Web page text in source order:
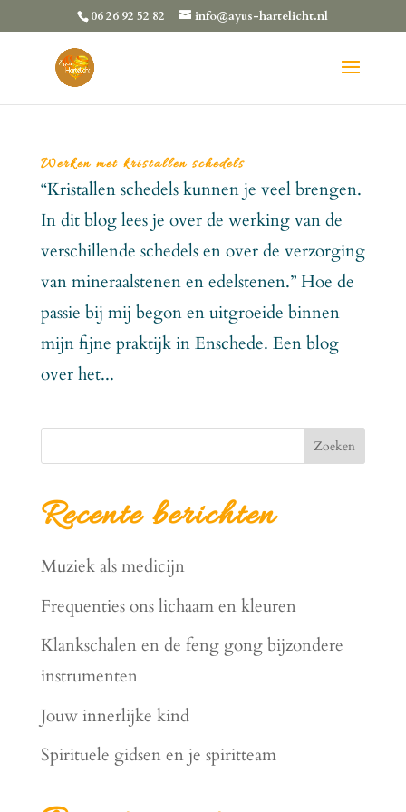
06 26 92 52 82 info@ayus-hartelicht.nl
Werken met kristallen schedels
“Kristallen schedels kunnen je veel brengen.
In dit blog lees je over de werking van de
verschillende schedels en over de verzorging
van mineraalstenen en edelstenen.” Hoe de
passie bij mij begon en uitgroeide binnen
mijn fijne praktijk in Enschede. Een blog
over het...
Zoeken
Recente berichten
Muziek als medicijn
Frequenties ons lichaam en kleuren
Klankschalen en de feng gong bijzondere
instrumenten
Jouw innerlijke kind
Spirituele gidsen en je spiritteam